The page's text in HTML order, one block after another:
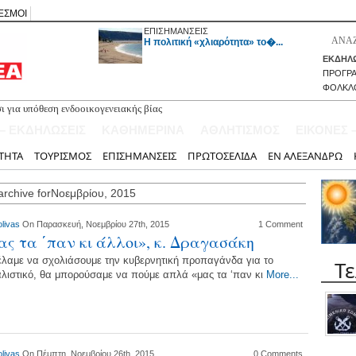
ΕΠΙΣΗΜΑΝΣΕΙΣ
H πολιτική «χλιαρότητα» το�...
υπόθεση ενδοοικογενειακής βίας
στο Κηποθέατρο «Άγγελος Σικελιανός»
ΤΟΥΡΙΣΜΟΣ ΕΠΙΣΗΜΑΝΣΕΙΣ ΠΡΩΤΟΣΕΛΙΔΑ ΕΝ ΑΛΕΞΑΝΔΡΩ
forΝοεμβρίου, 2015
On Παρασκευή, Νοεμβρίου 27th, 2015 1 Comment
τα ΄παν κι άλλοι», κ. Δραγασάκη
να σχολιάσουμε την κυβερνητική προπαγάνδα για το
θα μπορούσαμε να πούμε απλά «μας τα ‘παν κι More...
On Πέμπτη, Νοεμβρίου 26th, 2015 0 Comments